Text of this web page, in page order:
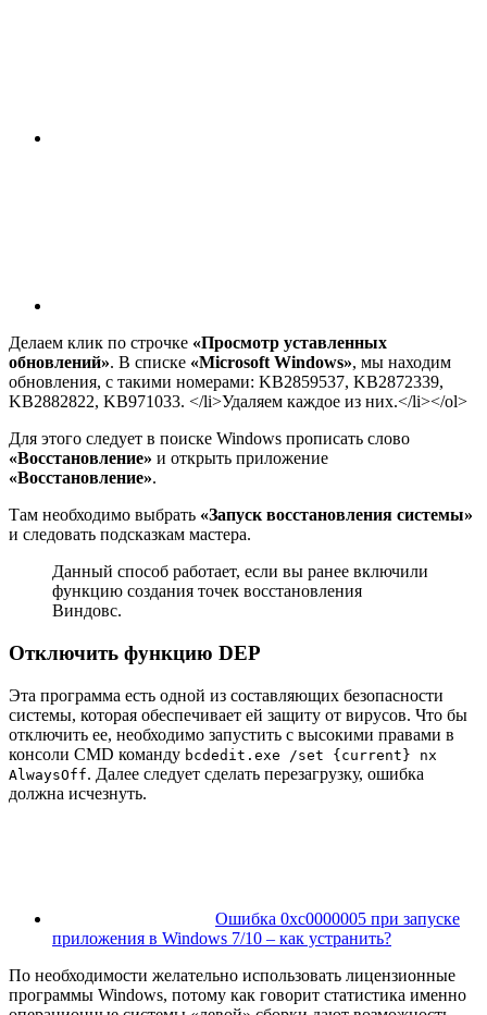
Делаем клик по строчке «Просмотр уставленных
обновлений». В списке «Microsoft Windows», мы находим
обновления, с такими номерами: KB2859537, KB2872339,
KB2882822, KB971033. </li>Удаляем каждое из них.</li></ol>
Для этого следует в поиске Windows прописать слово
«Восстановление» и открыть приложение
«Восстановление».
Там необходимо выбрать «Запуск восстановления системы»
и следовать подсказкам мастера.
Данный способ работает, если вы ранее включили
функцию создания точек восстановления
Виндовс.
Отключить функцию DEP
Эта программа есть одной из составляющих безопасности
системы, которая обеспечивает ей защиту от вирусов. Что бы
отключить ее, необходимо запустить с высокими правами в
консоли CMD команду bcdedit.exe /set {current} nx
AlwaysOff. Далее следует сделать перезагрузку, ошибка
должна исчезнуть.
Ошибка 0xc0000005 при запуске
приложения в Windows 7/10 – как устранить?
По необходимости желательно использовать лицензионные
программы Windows, потому как говорит статистика именно